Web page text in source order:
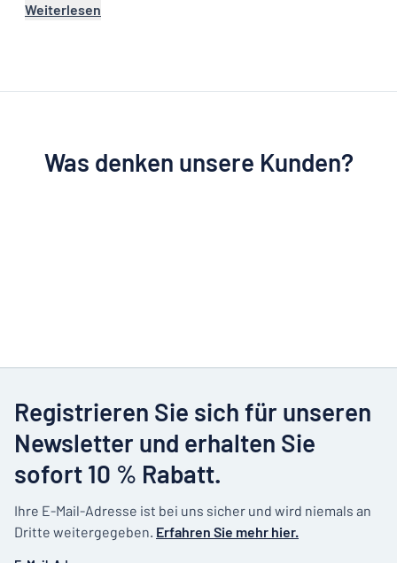
Weiterlesen
Was denken unsere Kunden?
Registrieren Sie sich für unseren
Newsletter und erhalten Sie
sofort 10 % Rabatt.
Ihre E-Mail-Adresse ist bei uns sicher und wird niemals an
Dritte weitergegeben. Erfahren Sie mehr hier.